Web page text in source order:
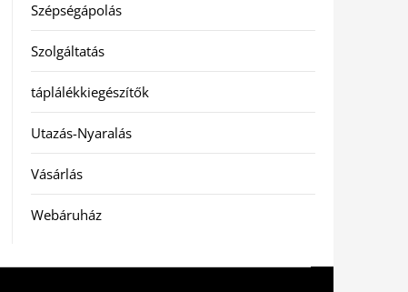
Szépségápolás
Szolgáltatás
táplálékkiegészítők
Utazás-Nyaralás
Vásárlás
Webáruház